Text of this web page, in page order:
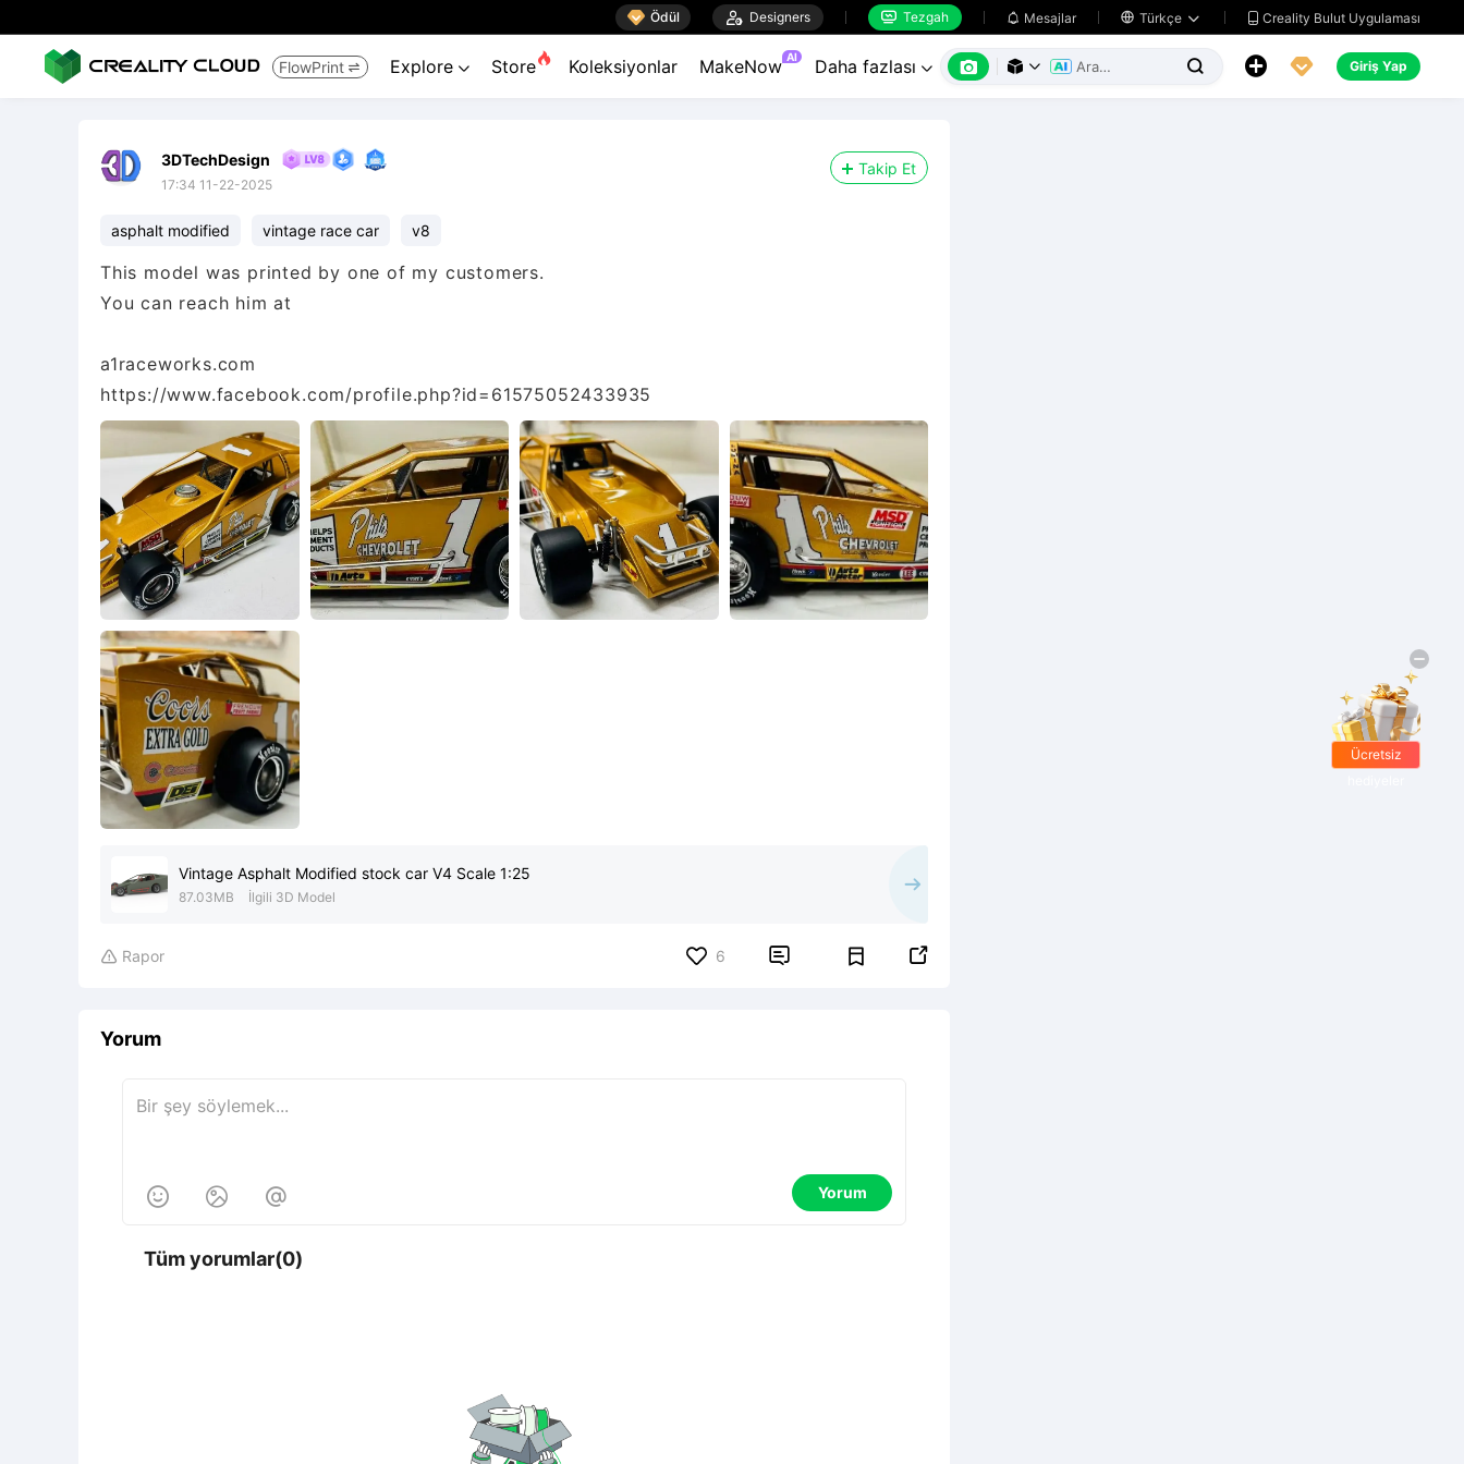
 Ödül  Designers  Tezgah  Mesajlar  Türkçe   Creality Bulut Uygulaması
FlowPrint  Explore  Store Koleksiyonlar MakeNow AI Daha fazlası        Giriş Yap
3DTechDesign
17:34 11-22-2025
Takip Et
asphalt modified vintage race car v8
This model was printed by one of my customers.
You can reach him at
a1raceworks.com
https://www.facebook.com/profile.php?id=61575052433935
Vintage Asphalt Modified stock car V4 Scale 1:25
87.03MB İlgili 3D Model
 Rapor 6  
Yorum
   Yorum
Tüm yorumlar(0)
Ücretsiz